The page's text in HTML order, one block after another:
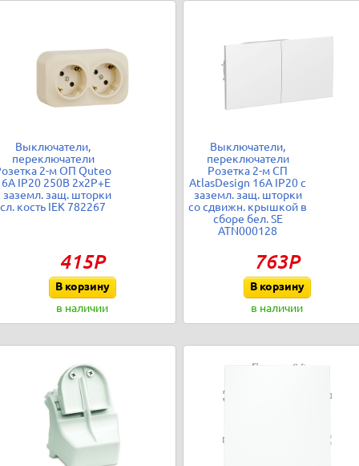
Выключатели,
переключатели
2-м ОП Quteo
IP20 250В 2х2P+E
заземл. защ. шторки
сл. кость IEK 782267
415Р
В корзину
в наличии
Выключатели,
переключатели
Розетка 2-м СП
AtlasDesign 16А IP20 с
заземл. защ. шторки
со сдвижн. крышкой в
сборе бел. SE
ATN000128
763Р
В корзину
в наличии